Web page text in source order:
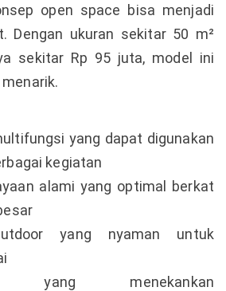
open space bisa menjadi
Dengan ukuran sekitar 50 m²
sekitar Rp 95 juta, model ini
yang dapat digunakan
kegiatan
alami yang optimal berkat
yang nyaman untuk
yang menekankan